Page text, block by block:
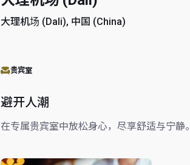
大理机场 (Dali), 中国 (China)
贵宾室
避开人潮
在专属贵宾室中放松身心，尽享舒适与宁静。